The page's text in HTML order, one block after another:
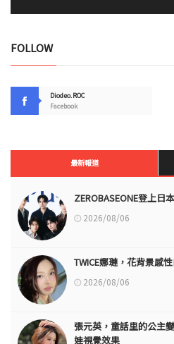
FOLLOW
Diodeo.ROC
Facebook
最新報道
ZEROBASEONE登上日
2026/08/06
TWICE娜璉，花背景感
2026/08/06
張元英，童話里的公主
娃視覺效果